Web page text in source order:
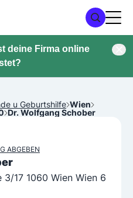
deine Firma online
u Geburtshilfe Wien
Dr. Wolfgang Schober
ABGEBEN
3/17 1060 Wien Wien 6